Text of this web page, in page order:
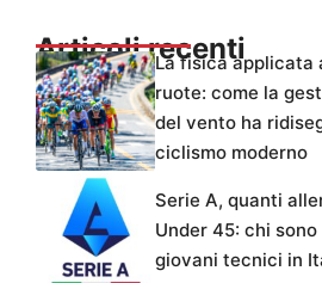
Articoli recenti
La fisica applicata
ruote: come la
del vento ha
ciclismo moderno
Serie A, quanti
Under 45: chi sono
giovani tecnici in